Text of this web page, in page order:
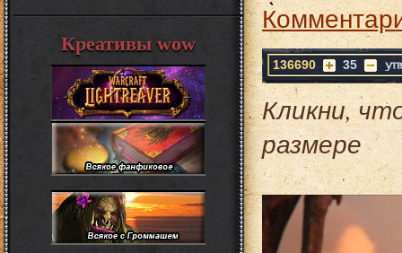
Креативы wow
136690 35
Кликни,
размере